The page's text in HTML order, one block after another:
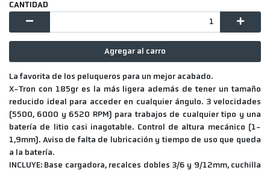
CANTIDAD
Agregar al carro
La favorita de los peluqueros para un mejor acabado.
X-Tron con 185gr es la más ligera además de tener un tamaño
reducido ideal para acceder en cualquier ángulo. 3 velocidades
(5500, 6000 y 6520 RPM) para trabajos de cualquier tipo y una
batería de litio casi inagotable. Control de altura mecánico (1-
1,9mm). Aviso de falta de lubricación y tiempo de uso que queda
a la batería.
INCLUYE: Base cargadora, recalces dobles 3/6 y 9/12mm, cuchilla